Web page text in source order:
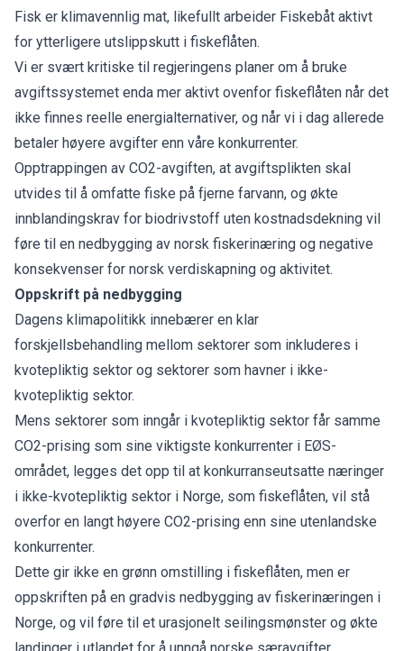
Fisk er klimavennlig mat, likefullt arbeider Fiskebåt aktivt
for ytterligere utslippskutt i fiskeflåten.
Vi er svært kritiske til regjeringens planer om å bruke
avgiftssystemet enda mer aktivt ovenfor fiskeflåten når det
ikke finnes reelle energialternativer, og når vi i dag allerede
betaler høyere avgifter enn våre konkurrenter.
Opptrappingen av CO2-avgiften, at avgiftsplikten skal
utvides til å omfatte fiske på fjerne farvann, og økte
innblandingskrav for biodrivstoff uten kostnadsdekning vil
føre til en nedbygging av norsk fiskerinæring og negative
konsekvenser for norsk verdiskapning og aktivitet.
Oppskrift på nedbygging
Dagens klimapolitikk innebærer en klar
forskjellsbehandling mellom sektorer som inkluderes i
kvotepliktig sektor og sektorer som havner i ikke-
kvotepliktig sektor.
Mens sektorer som inngår i kvotepliktig sektor får samme
CO2-prising som sine viktigste konkurrenter i EØS-
området, legges det opp til at konkurranseutsatte næringer
i ikke-kvotepliktig sektor i Norge, som fiskeflåten, vil stå
overfor en langt høyere CO2-prising enn sine utenlandske
konkurrenter.
Dette gir ikke en grønn omstilling i fiskeflåten, men er
oppskriften på en gradvis nedbygging av fiskerinæringen i
Norge, og vil føre til et urasjonelt seilingsmønster og økte